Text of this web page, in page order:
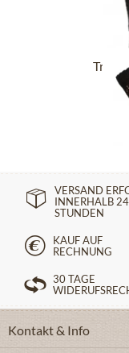
VERSAND
INNERHALB 24
STUNDEN
KAUF AUF
RECHNUNG
30 TAGE
Kontakt & Info